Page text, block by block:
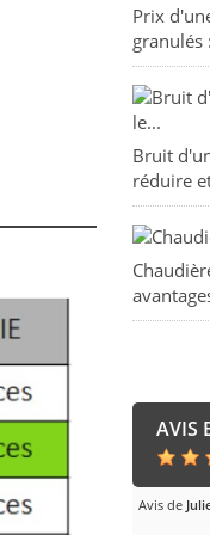
Prix
granulés
Bruit
réduire
AVIS
Avis de